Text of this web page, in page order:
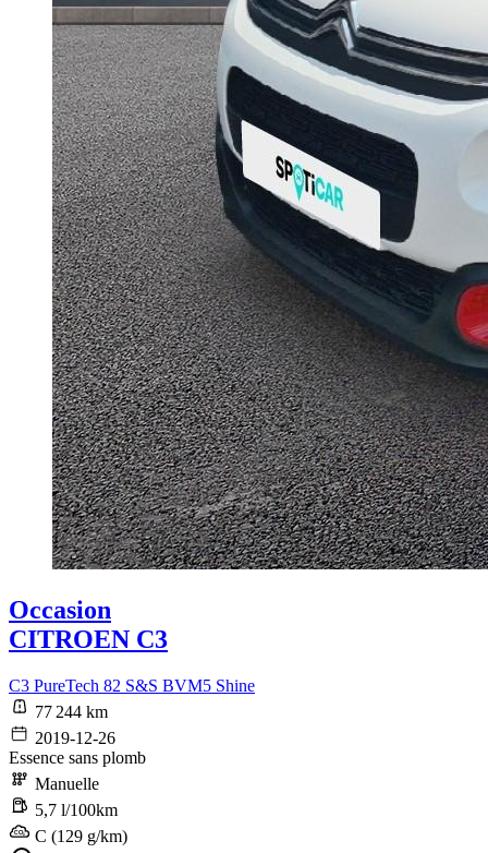
Occasion
CITROEN C3
C3 PureTech 82 S&S BVM5 Shine
77 244 km
2019-12-26
Essence sans plomb
Manuelle
5,7 l/100km
C (129 g/km)